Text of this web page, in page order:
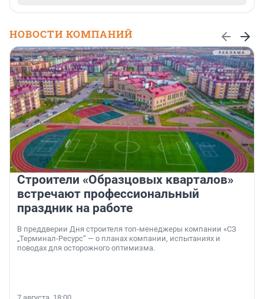
НОВОСТИ КОМПАНИЙ
Строители «Образцовых кварталов»
встречают профессиональный
праздник на работе
В преддверии Дня строителя топ-менеджеры компании «СЗ
„Терминал-Ресурс“ — о планах компании, испытаниях и
поводах для осторожного оптимизма.